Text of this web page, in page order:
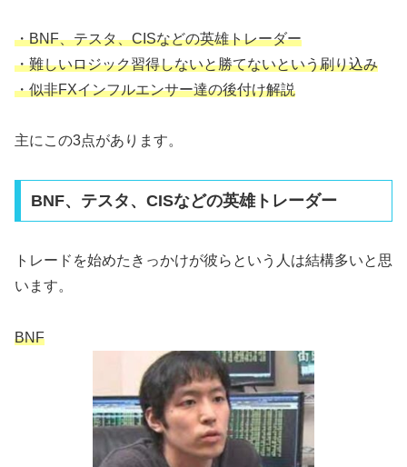
・BNF、テスタ、CISなどの英雄トレーダー
・難しいロジック習得しないと勝てないという刷り込み
・似非FXインフルエンサー達の後付け解説
主にこの3点があります。
BNF、テスタ、CISなどの英雄トレーダー
トレードを始めたきっかけが彼らという人は結構多いと思
います。
BNF